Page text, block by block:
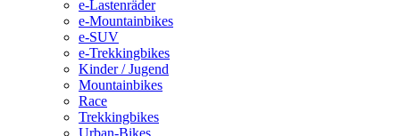
e-Lastenräder
e-Mountainbikes
e-SUV
e-Trekkingbikes
Kinder / Jugend
Mountainbikes
Race
Trekkingbikes
Urban-Bikes